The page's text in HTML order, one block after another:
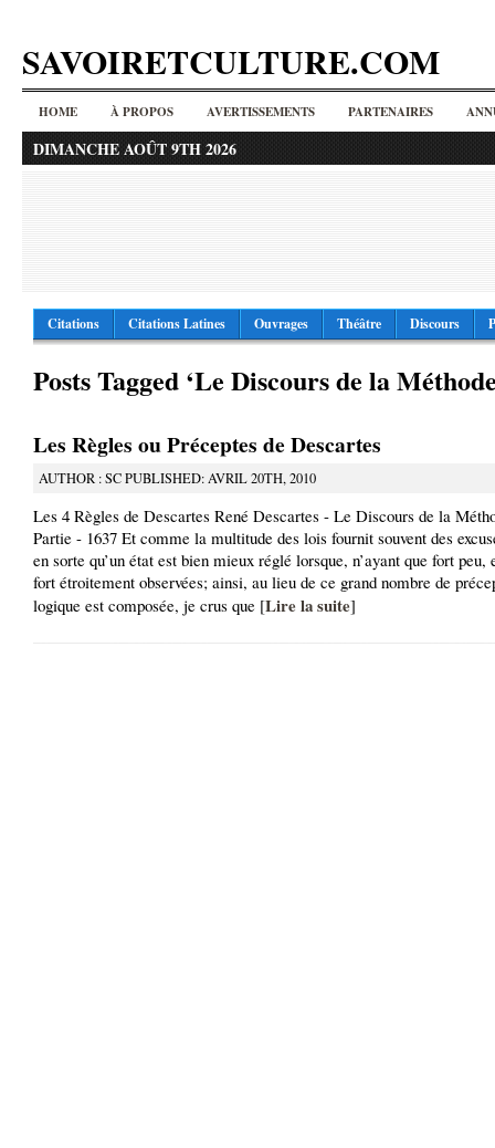
SAVOIRETCULTURE.COM
HOME À PROPOS AVERTISSEMENTS PARTENAIRES
DIMANCHE AOÛT 9TH 2026
Citations Citations Latines Ouvrages Théâtre Discours
Posts Tagged ‘Le Discours de la
Les Règles ou Préceptes de Descartes
AUTHOR : SC PUBLISHED: AVRIL 20TH, 2010
Les 4 Règles de Descartes René Descartes - Le Discours de la
Partie - 1637 Et comme la multitude des lois fournit souvent des
en sorte qu’un état est bien mieux réglé lorsque, n’ayant que fort peu,
fort étroitement observées; ainsi, au lieu de ce grand nombre de
logique est composée, je crus que [Lire la suite]